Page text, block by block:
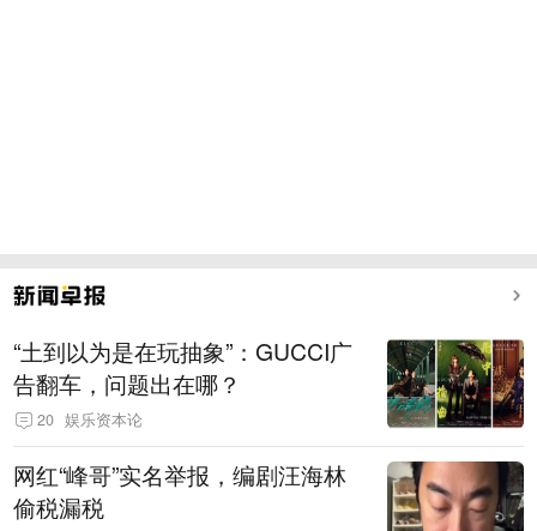
“土到以为是在玩抽象”：GUCCI广
告翻车，问题出在哪？
20 娱乐资本论
网红“峰哥”实名举报，编剧汪海林
偷税漏税